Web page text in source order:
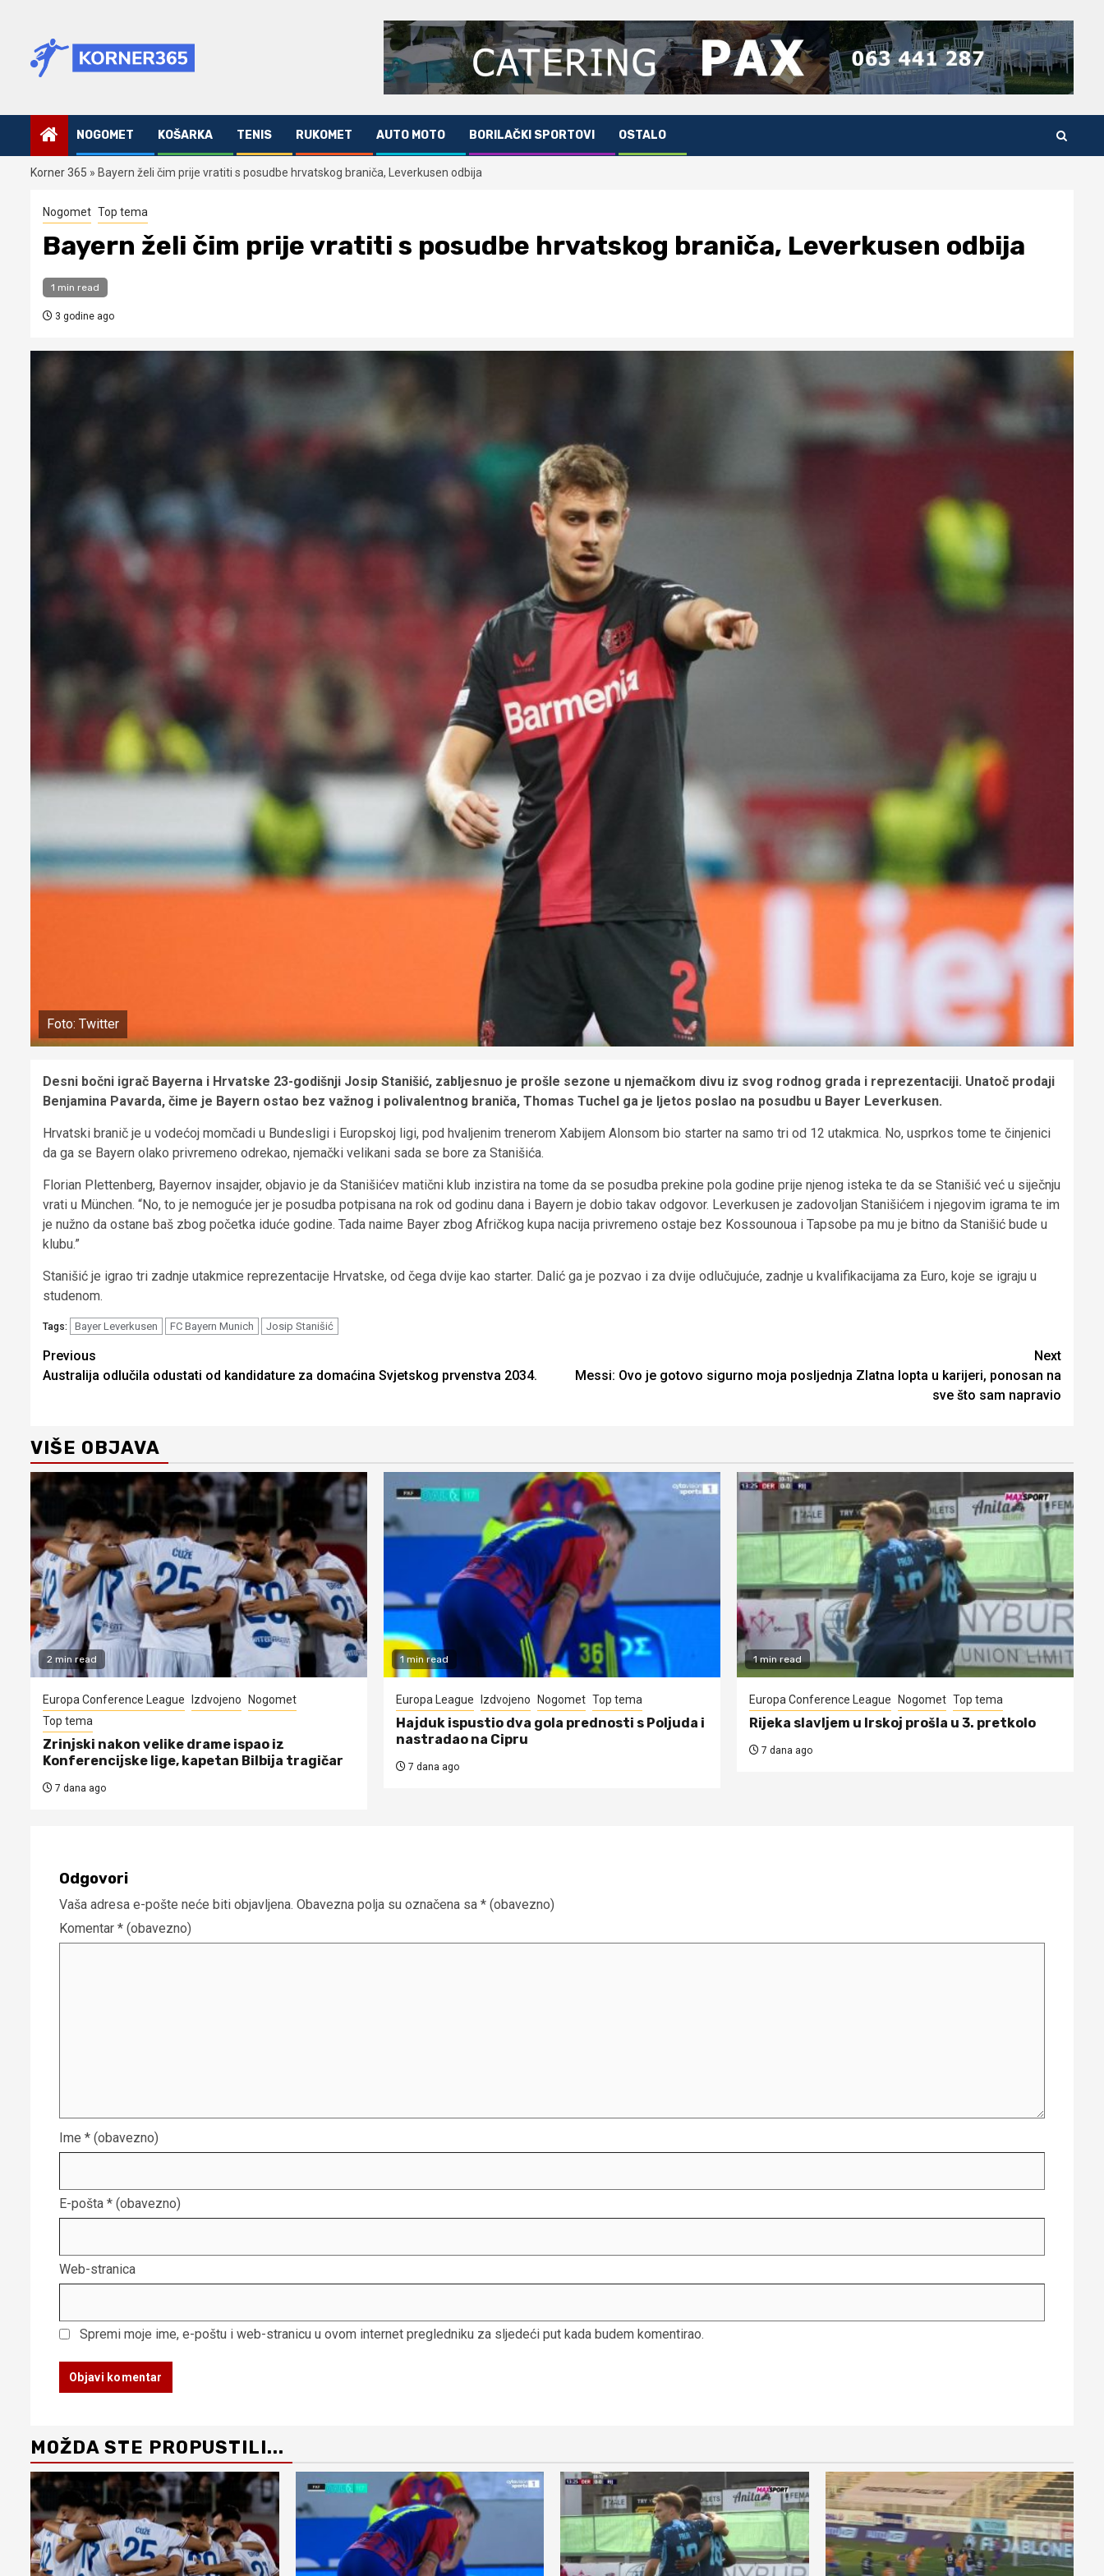
content
NOGOMET KOŠARKA TENIS RUKOMET AUTO MOTO BORILAČKI SPORTOVI OSTALO
Korner 365 » Bayern želi čim prije vratiti s posudbe hrvatskog braniča, Leverkusen odbija
Nogomet Top tema
Bayern želi čim prije vratiti s posudbe hrvatskog braniča, Leverkusen odbija
1 min read
3 godine ago
Foto: Twitter
Desni bočni igrač Bayerna i Hrvatske 23-godišnji Josip Stanišić, zabljesnuo je prošle sezone u njemačkom divu iz svog rodnog grada i reprezentaciji. Unatoč prodaji
Benjamina Pavarda, čime je Bayern ostao bez važnog i polivalentnog braniča, Thomas Tuchel ga je ljetos poslao na posudbu u Bayer Leverkusen.
Hrvatski branič je u vodećoj momčadi u Bundesligi i Europskoj ligi, pod hvaljenim trenerom Xabijem Alonsom bio starter na samo tri od 12 utakmica. No, usprkos tome te činjenici
da ga se Bayern olako privremeno odrekao, njemački velikani sada se bore za Stanišića.
Florian Plettenberg, Bayernov insajder, objavio je da Stanišićev matični klub inzistira na tome da se posudba prekine pola godine prije njenog isteka te da se Stanišić već u siječnju
vrati u München. “No, to je nemoguće jer je posudba potpisana na rok od godinu dana i Bayern je dobio takav odgovor. Leverkusen je zadovoljan Stanišićem i njegovim igrama te im
je nužno da ostane baš zbog početka iduće godine. Tada naime Bayer zbog Afričkog kupa nacija privremeno ostaje bez Kossounoua i Tapsobe pa mu je bitno da Stanišić bude u
klubu.”
Stanišić je igrao tri zadnje utakmice reprezentacije Hrvatske, od čega dvije kao starter. Dalić ga je pozvao i za dvije odlučujuće, zadnje u kvalifikacijama za Euro, koje se igraju u
studenom.
Tags: Bayer Leverkusen FC Bayern Munich Josip Stanišić
Continue
Reading
Previous
Australija odlučila odustati od kandidature za domaćina Svjetskog prvenstva 2034.
Next
Messi: Ovo je gotovo sigurno moja posljednja Zlatna lopta u karijeri, ponosan na
sve što sam napravio
VIŠE OBJAVA
2 min read
Europa Conference League Izdvojeno
Nogomet
Top tema
Zrinjski nakon velike drame ispao iz
Konferencijske lige, kapetan Bilbija tragičar
7 dana ago
1 min read
Europa League Izdvojeno Nogomet Top tema
Hajduk ispustio dva gola prednosti s Poljuda i
nastradao na Cipru
7 dana ago
1 min read
Europa Conference League Nogomet Top tema
Rijeka slavljem u Irskoj prošla u 3. pretkolo
7 dana ago
Odgovori
Vaša adresa e-pošte neće biti objavljena. Obavezna polja su označena sa * (obavezno)
Komentar * (obavezno)
Ime * (obavezno)
E-pošta * (obavezno)
Web-stranica
Spremi moje ime, e-poštu i web-stranicu u ovom internet pregledniku za sljedeći put kada budem komentirao.
MOŽDA STE PROPUSTILI...